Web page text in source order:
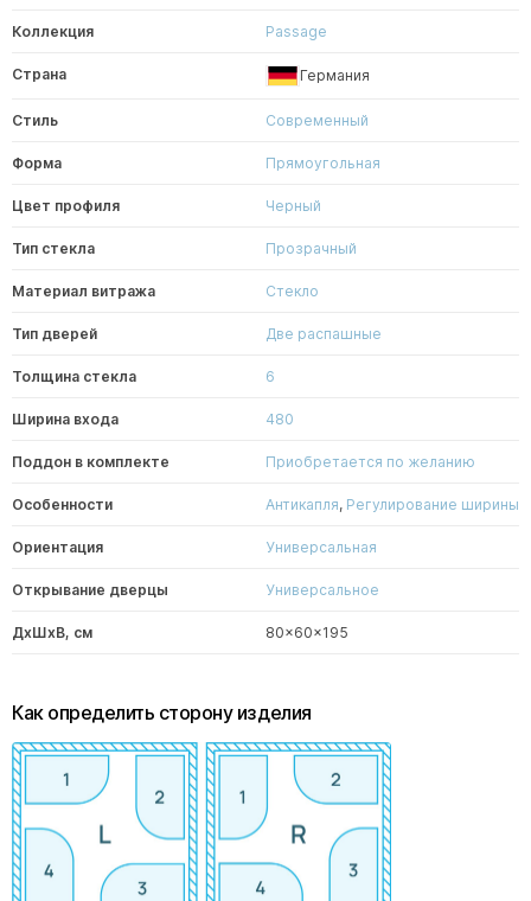
Коллекция Passage
Страна Германия
Стиль Современный
Форма Прямоугольная
Цвет профиля Черный
Тип стекла Прозрачный
Материал витража Стекло
Тип дверей Две распашные
Толщина стекла 6
Ширина входа 480
Поддон в комплекте Приобретается по желанию
Особенности Антикапля, Регулирование ширины
Ориентация Универсальная
Открывание дверцы Универсальное
ДxШxВ, см 80x60x195
Как определить сторону изделия